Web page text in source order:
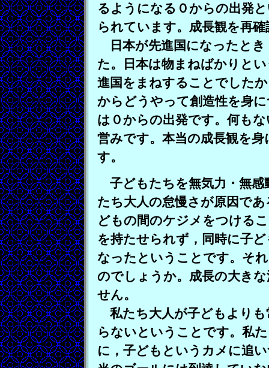
るようになる０からの出発
られています。成長観を再
日本が先進国になったとき
た。日本は物まねばかりと
進国をまねすることでした
からどうやって創造性を身
は０からの出発です。何も
営みです。本当の成長観を
す。
子どもたちを無気力・無感
たち大人の怠慢さが原因で
どもの間のケジメをつける
を持たせられず，同時に子
なったということです。そ
のでしょうか。成長の大き
せん。
私たち大人が子どもよりも
らないということです。私
に，子どもというカメに追